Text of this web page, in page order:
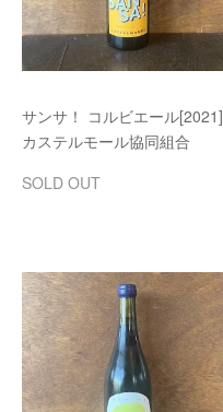
サンサ！ コルビエール[2021]
カステルモール協同組合
SOLD OUT